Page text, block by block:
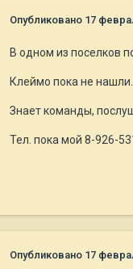
Опубликовано 17
В одном из поселков
Клеймо пока не нашли.
Знает команды,
Тел. пока мой 8-926-
Опубликовано 17